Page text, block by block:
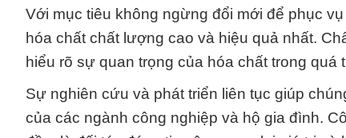
Với mục tiêu không ngừng đổi mới để phục
hóa chất chất lượng cao và hiệu quả nhất.
hiểu rõ sự quan trọng của hóa chất trong quá
Sự nghiên cứu và phát triển liên tục giúp
của các ngành công nghiệp và hộ gia đình.